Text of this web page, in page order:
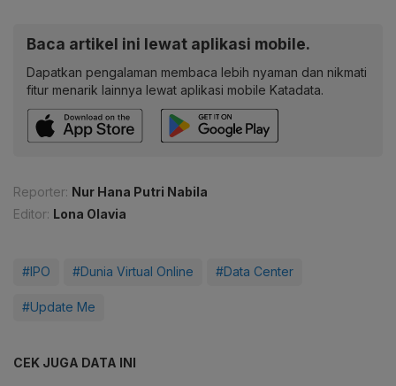
Baca artikel ini lewat aplikasi mobile.
Dapatkan pengalaman membaca lebih nyaman dan nikmati
fitur menarik lainnya lewat aplikasi mobile Katadata.
Reporter: Nur Hana Putri Nabila
Editor: Lona Olavia
#IPO #Dunia Virtual Online #Data Center
#Update Me
CEK JUGA DATA INI